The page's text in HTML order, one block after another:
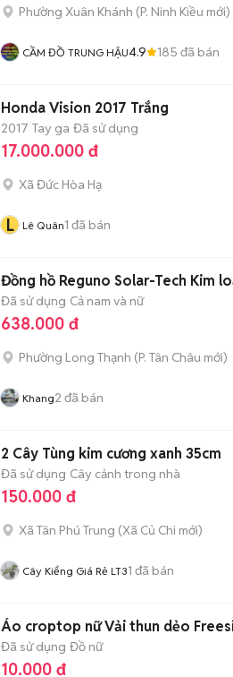
Phường Xuân Khánh (P. Ninh Kiều mới)
CẦM ĐỒ TRUNG HẬU4.9 185 đã bán
Honda Vision 2017 Trắng
2017 Tay ga Đã sử dụng
17.000.000 đ
Xã Đức Hòa Hạ
L Lê Quân1 đã bán
Đồng hồ Reguno Solar-Tech Kim
Đã sử dụng Cả nam và nữ
638.000 đ
Phường Long Thạnh (P. Tân Châu mới)
Khang2 đã bán
2 Cây Tùng kim cương xanh 35cm
Đã sử dụng Cây cảnh trong nhà
150.000 đ
Xã Tân Phú Trung (Xã Củ Chi mới)
Cây Kiểng Giá Rẻ LT31 đã bán
Áo croptop nữ Vải thun dẻo
Đã sử dụng Đồ nữ
10.000 đ